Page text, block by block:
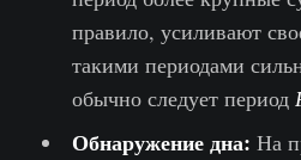
правило, усиливают
такими периодами
обычно следует период
Обнаружение дна: На